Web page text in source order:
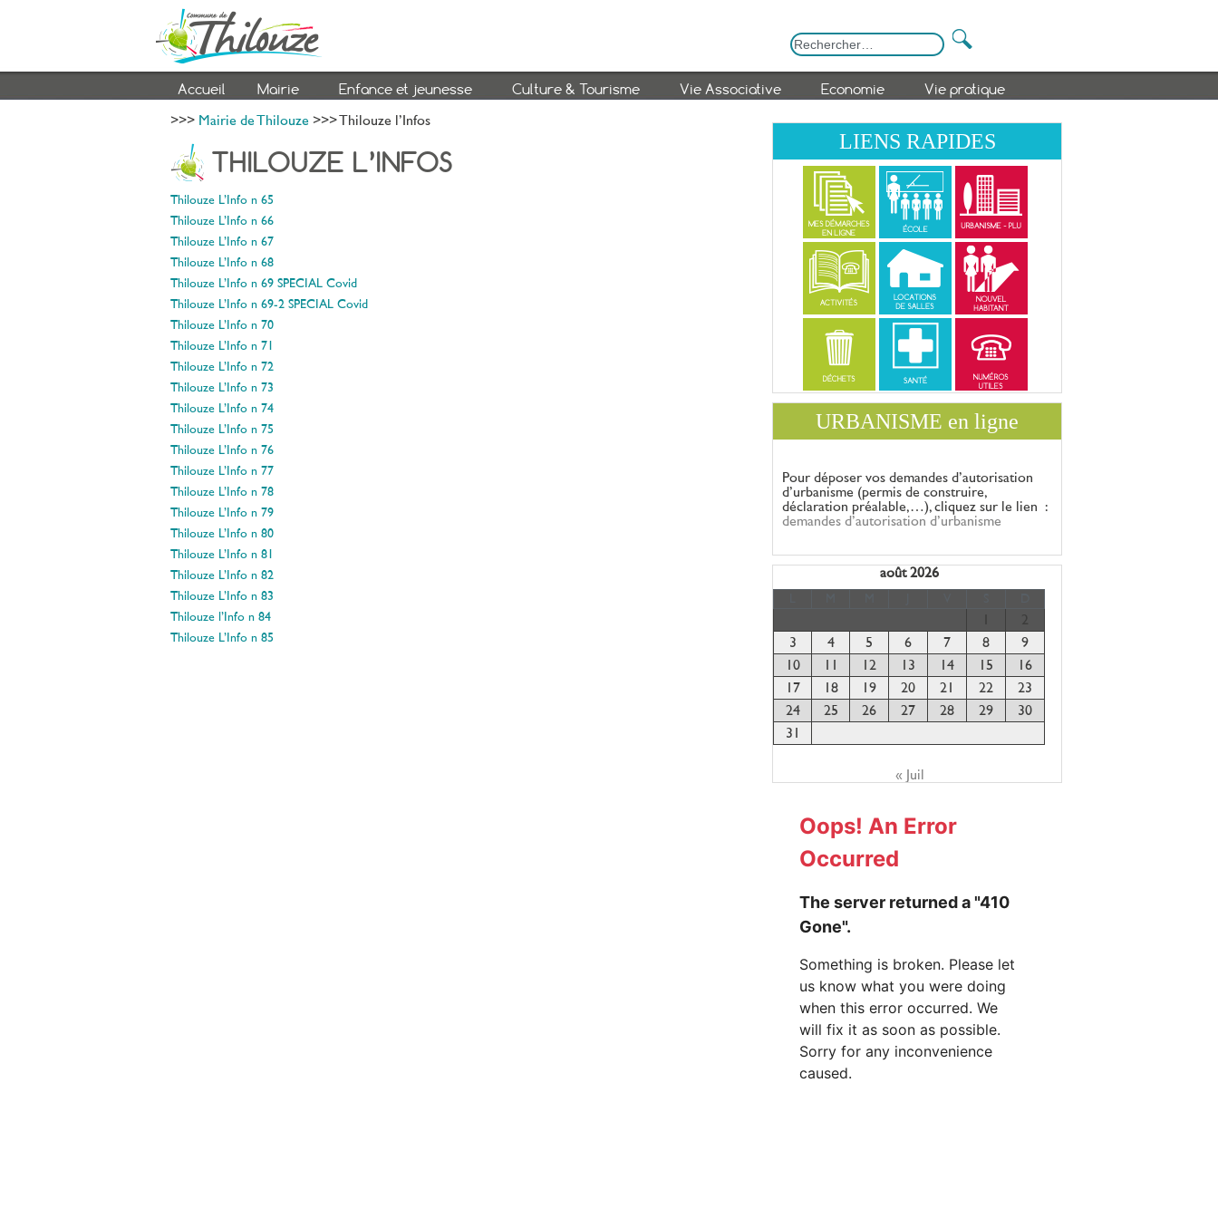
Accueil Mairie Enfance et jeunesse Culture & Tourisme Vie Associative Economie Vie pratique
>>> Mairie de Thilouze >>> Thilouze l’Infos
THILOUZE L’INFOS
Thilouze L’Info n°65
Thilouze L’Info n°66
Thilouze L’Info n°67
Thilouze L’Info n°68
Thilouze L’Info n°69 SPECIAL Covid
Thilouze L’Info n°69-2 SPECIAL Covid
Thilouze L’Info n°70
Thilouze L’Info n°71
Thilouze L’Info n°72
Thilouze L’Info n°73
Thilouze L’Info n°74
Thilouze L’Info n°75
Thilouze L’Info n°76
Thilouze L’Info n°77
Thilouze L’Info n°78
Thilouze L’Info n°79
Thilouze L’Info n°80
Thilouze L’Info n°81
Thilouze L’Info n°82
Thilouze L’Info n°83
Thilouze l’Info n°84
Thilouze L’Info n°85
LIENS RAPIDES
URBANISME en ligne
Pour déposer vos demandes d’autorisation
d’urbanisme (permis de construire,
déclaration préalable,…), cliquez sur le lien :
demandes d’autorisation d’urbanisme
août 2026
2
3
4 5 6 7 8
9
10
12 13 14 15
16
17
18 19 20 21 22
23
24
25 26 27 28 29
30
31
« Juil